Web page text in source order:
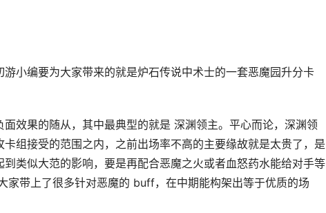
小编要为大家带来的就是炉石传说中术士的一套恶魔园升分卡
效果的随从，其中最典型的就是 深渊领主。平心而论，深渊领
组接受的范围之内，之前出场率不高的主要缘故就是太贵了，是
类似大范的影响，要是再配合恶魔之火或者血怒药水能给对手等
家带上了很多针对恶魔的 buff，在中期能构架出等于优质的场